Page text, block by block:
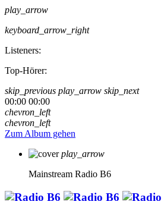
play_arrow
keyboard_arrow_right
Listeners:
Top-Hörer:
skip_previous play_arrow skip_next
00:00 00:00
chevron_left
chevron_left
Zum Album gehen
play_arrow
Mainstream Radio B6